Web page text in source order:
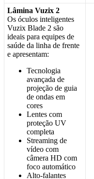
Lâmina Vuzix 2
Os óculos inteligentes
Vuzix Blade 2 são
ideais para equipes de
saúde da linha de frente
e apresentam:
Tecnologia
avançada de
projeção de guia
de ondas em
cores
Lentes com
proteção UV
completa
Streaming de
vídeo com
câmera HD com
foco automático
Alto-falantes